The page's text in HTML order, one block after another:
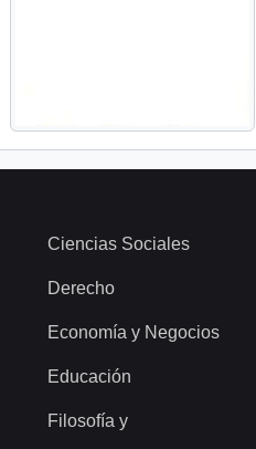
Ciencias Sociales
Derecho
Economía y Negocios
Educación
Filosofía y